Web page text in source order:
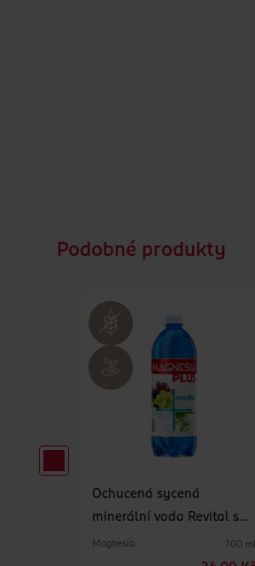
Podobné produkty
Ochucená sycená
minerální voda Revital s
příchutí hroznového vína a
Magnesia 700 ml